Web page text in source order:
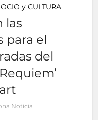
OCIO y CULTURA
las
para el
del
Noticia